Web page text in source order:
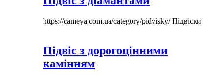
https://cameya.com.ua/category/pidvisky/Підвіски
Підвіс з дорогоцінними
камінням